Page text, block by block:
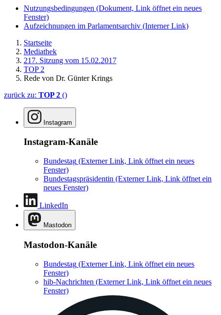
Nutzungsbedingungen (Dokument, Link öffnet ein neues
Fenster)
Aufzeichnungen im Parlamentsarchiv (Interner Link)
Startseite
Mediathek
217. Sitzung vom 15.02.2017
TOP 2
Rede von Dr. Günter Krings
zurück zu: TOP 2 ()
Instagram
Instagram-Kanäle
Bundestag (Externer Link, Link öffnet ein neues
Fenster)
Bundestagspräsidentin (Externer Link, Link öffnet ein
neues Fenster)
LinkedIn
Mastodon
Mastodon-Kanäle
Bundestag (Externer Link, Link öffnet ein neues
Fenster)
hib-Nachrichten (Externer Link, Link öffnet ein neues
Fenster)